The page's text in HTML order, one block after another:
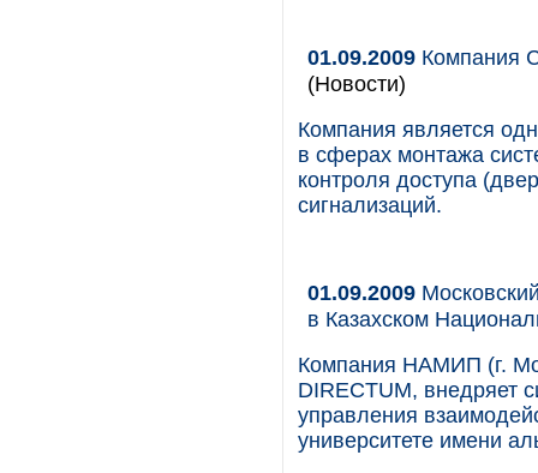
01.09.2009 Компания
(Новости)
Компания является
в сферах монтажа
контроля доступа
сигнализаций.
01.09.2009
в Казахском
Компания НАМИП (г.
DIRECTUM, внедряет
управления
университете имени